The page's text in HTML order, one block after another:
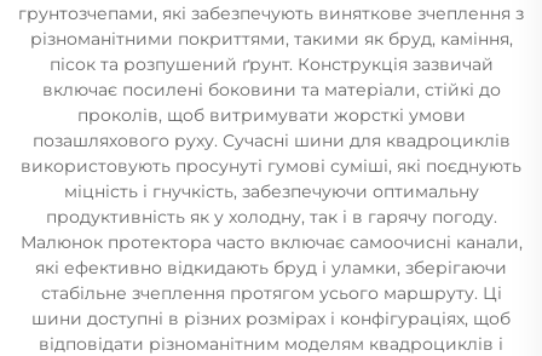
грунтозчепами, які забезпечують виняткове зчеплення з
різноманітними покриттями, такими як бруд, каміння,
пісок та розпушений ґрунт. Конструкція зазвичай
включає посилені боковини та матеріали, стійкі до
проколів, щоб витримувати жорсткі умови
позашляхового руху. Сучасні шини для квадроциклів
використовують просунуті гумові суміші, які поєднують
міцність і гнучкість, забезпечуючи оптимальну
продуктивність як у холодну, так і в гарячу погоду.
Малюнок протектора часто включає самоочисні канали,
які ефективно відкидають бруд і уламки, зберігаючи
стабільне зчеплення протягом усього маршруту. Ці
шини доступні в різних розмірах і конфігураціях, щоб
відповідати різноманітним моделям квадроциклів і